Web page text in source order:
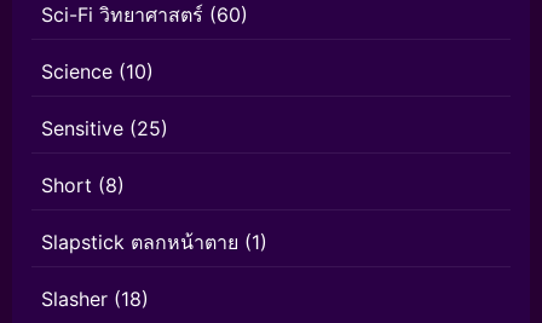
Sci-Fi วิทยาศาสตร์ (60)
Science (10)
Sensitive (25)
Short (8)
Slapstick ตลกหน้าตาย (1)
Slasher (18)